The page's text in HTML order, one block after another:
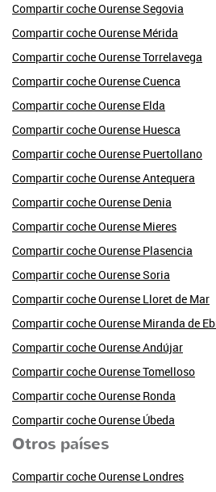
Compartir coche Ourense Segovia
Compartir coche Ourense Mérida
Compartir coche Ourense Torrelavega
Compartir coche Ourense Cuenca
Compartir coche Ourense Elda
Compartir coche Ourense Huesca
Compartir coche Ourense Puertollano
Compartir coche Ourense Antequera
Compartir coche Ourense Denia
Compartir coche Ourense Mieres
Compartir coche Ourense Plasencia
Compartir coche Ourense Soria
Compartir coche Ourense Lloret de Mar
Compartir coche Ourense Miranda de
Compartir coche Ourense Andújar
Compartir coche Ourense Tomelloso
Compartir coche Ourense Ronda
Compartir coche Ourense Úbeda
Otros países
Compartir coche Ourense Londres